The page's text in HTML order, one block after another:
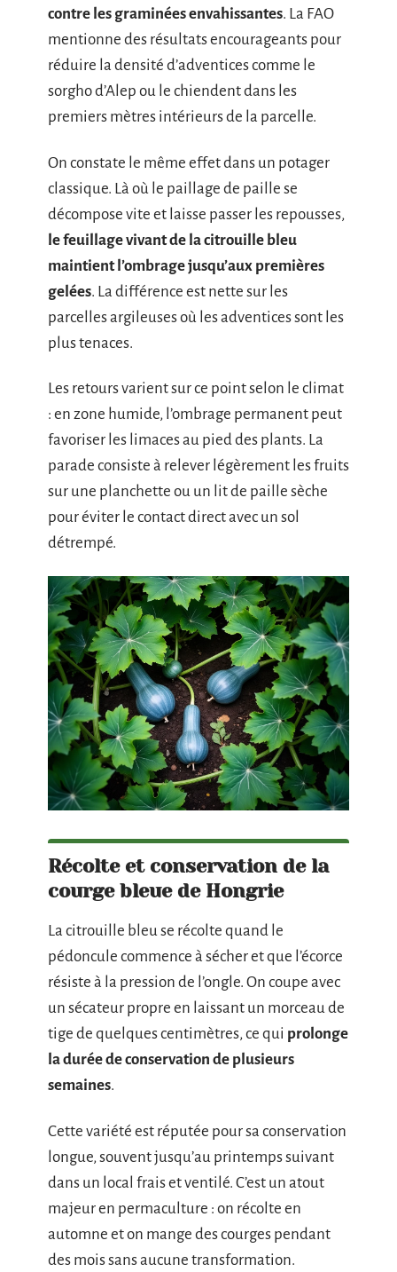
contre les graminées envahissantes. La FAO
mentionne des résultats encourageants pour
réduire la densité d’adventices comme le
sorgho d’Alep ou le chiendent dans les
premiers mètres intérieurs de la parcelle.
On constate le même effet dans un potager
classique. Là où le paillage de paille se
décompose vite et laisse passer les repousses,
le feuillage vivant de la citrouille bleu
maintient l’ombrage jusqu’aux premières
gelées. La différence est nette sur les
parcelles argileuses où les adventices sont les
plus tenaces.
Les retours varient sur ce point selon le climat
: en zone humide, l’ombrage permanent peut
favoriser les limaces au pied des plants. La
parade consiste à relever légèrement les fruits
sur une planchette ou un lit de paille sèche
pour éviter le contact direct avec un sol
détrempé.
Récolte et conservation de la
courge bleue de Hongrie
La citrouille bleu se récolte quand le
pédoncule commence à sécher et que l’écorce
résiste à la pression de l’ongle. On coupe avec
un sécateur propre en laissant un morceau de
tige de quelques centimètres, ce qui prolonge
la durée de conservation de plusieurs
semaines.
Cette variété est réputée pour sa conservation
longue, souvent jusqu’au printemps suivant
dans un local frais et ventilé. C’est un atout
majeur en permaculture : on récolte en
automne et on mange des courges pendant
des mois sans aucune transformation.